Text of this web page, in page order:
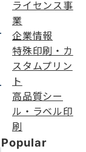
ライセンス事
業
企業情報
特殊印刷・カ
スタムプリン
ト
高品質シー
ル・ラベル印
刷
Popular